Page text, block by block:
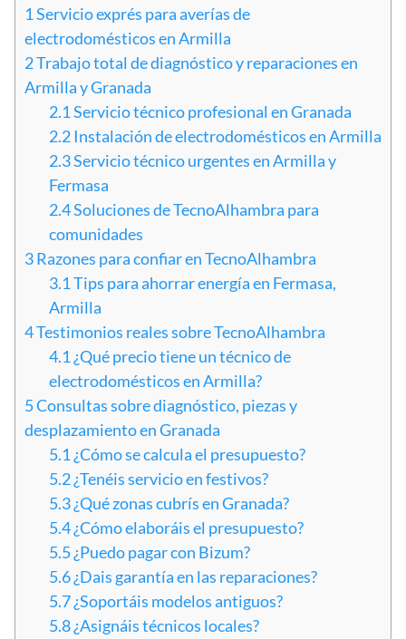
1Servicio exprés para averías de
electrodomésticos en Armilla
2Trabajo total de diagnóstico y reparaciones en
Armilla y Granada
2.1Servicio técnico profesional en Granada
2.2Instalación de electrodomésticos en Armilla
2.3Servicio técnico urgentes en Armilla y
Fermasa
2.4Soluciones de TecnoAlhambra para
comunidades
3Razones para confiar en TecnoAlhambra
3.1Tips para ahorrar energía en Fermasa,
Armilla
4Testimonios reales sobre TecnoAlhambra
4.1 ¿Qué precio tiene un técnico de
electrodomésticos en Armilla?
5Consultas sobre diagnóstico, piezas y
desplazamiento en Granada
5.1 ¿Cómo se calcula el presupuesto?
5.2¿Tenéis servicio en festivos?
5.3¿Qué zonas cubrís en Granada?
5.4¿Cómo elaboráis el presupuesto?
5.5¿Puedo pagar con Bizum?
5.6¿Dais garantía en las reparaciones?
5.7¿Soportáis modelos antiguos?
5.8¿Asignáis técnicos locales?